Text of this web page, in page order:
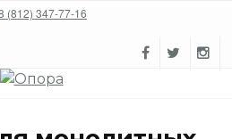
(812) 347-77-16